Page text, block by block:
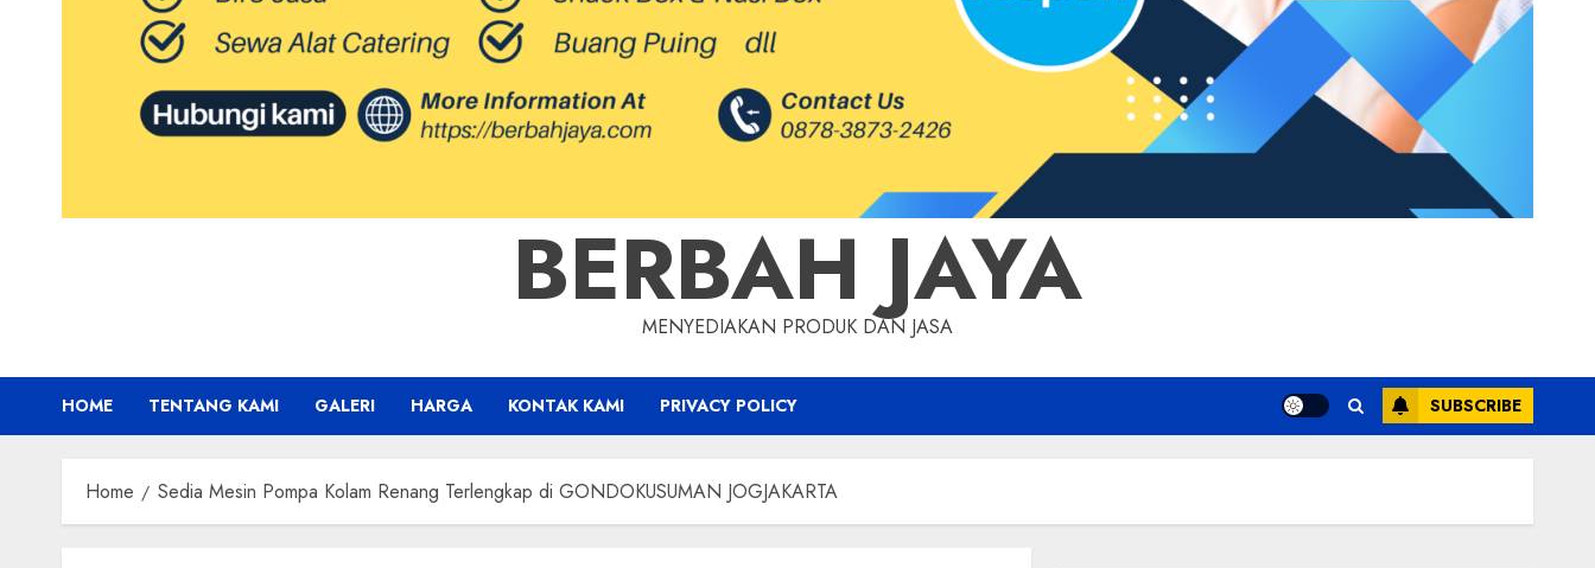
BERBAH JAYA
MENYEDIAKAN PRODUK DAN JASA
HOME TENTANG KAMI GALERI HARGA KONTAK KAMI PRIVACY POLICY SUBSCRIBE
Home Sedia Mesin Pompa Kolam Renang Terlengkap di GONDOKUSUMAN JOGJAKARTA